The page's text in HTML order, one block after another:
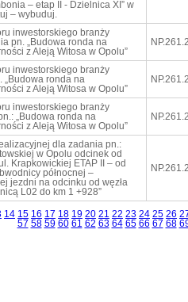
– etap II - Dzielnica XI” w
– wybuduj.
inwestorskiego branży
pn. „Budowa ronda na
z Aleją Witosa w Opolu”
inwestorskiego branży
„Budowa ronda na
z Aleją Witosa w Opolu”
inwestorskiego branży
„Budowa ronda na
z Aleją Witosa w Opolu”
dla zadania pn.:
w Opolu odcinek od
Krapkowickiej ETAP II – od
północnej –
jezdni na odcinku od węzła
L02 do km 1 +928”
14 15 16 17 18 19 20 21 22 23 24 25 26
57 58 59 60 61 62 63 64 65 66 67 68